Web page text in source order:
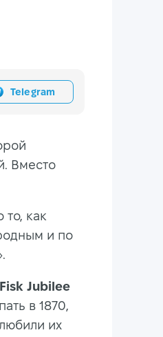
Telegram
Вместо
как
и по
Fisk Jubilee
в 1870,
их